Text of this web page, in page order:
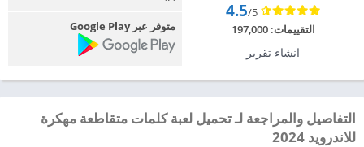
4.5/5
التقييمات:197,000
انشاء تقرير
متوفر عبر Google Play
التفاصيل والمراجعة لـ تحميل لعبة كلمات متقاطعة مهكرة
للاندرويد 2024